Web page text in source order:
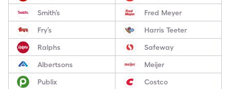
Smith’s Fred Meyer
Fry’s Harris Teeter
Ralphs Safeway
Albertsons Meijer
Publix Costco